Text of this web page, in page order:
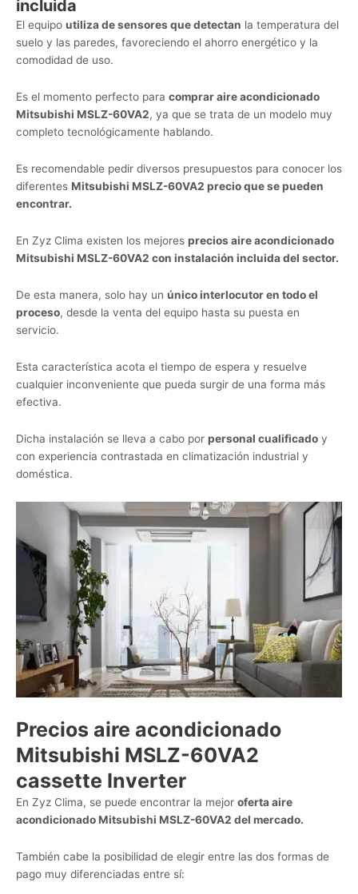
incluida
El equipo utiliza de sensores que detectan la temperatura del
suelo y las paredes, favoreciendo el ahorro energético y la
comodidad de uso.
Es el momento perfecto para comprar aire acondicionado
Mitsubishi MSLZ-60VA2, ya que se trata de un modelo muy
completo tecnológicamente hablando.
Es recomendable pedir diversos presupuestos para conocer los
diferentes Mitsubishi MSLZ-60VA2 precio que se pueden
encontrar.
En Zyz Clima existen los mejores precios aire acondicionado
Mitsubishi MSLZ-60VA2 con instalación incluida del sector.
De esta manera, solo hay un único interlocutor en todo el
proceso, desde la venta del equipo hasta su puesta en
servicio.
Esta característica acota el tiempo de espera y resuelve
cualquier inconveniente que pueda surgir de una forma más
efectiva.
Dicha instalación se lleva a cabo por personal cualificado y
con experiencia contrastada en climatización industrial y
doméstica.
Precios aire acondicionado
Mitsubishi MSLZ-60VA2
cassette Inverter
En Zyz Clima, se puede encontrar la mejor oferta aire
acondicionado Mitsubishi MSLZ-60VA2 del mercado.
También cabe la posibilidad de elegir entre las dos formas de
pago muy diferenciadas entre sí: